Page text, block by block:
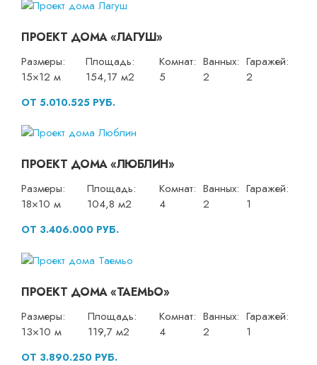
ПРОЕКТ ДОМА «ЛАГУШ»
Размеры:
15×12 м
Площадь:
154,17 м2
Комнат:
5
Ванных:
2
Гаражей:
2
ОТ 5.010.525 РУБ.
ПРОЕКТ ДОМА «ЛЮБЛИН»
Размеры:
18×10 м
Площадь:
104,8 м2
Комнат:
4
Ванных:
2
Гаражей:
1
ОТ 3.406.000 РУБ.
ПРОЕКТ ДОМА «ТАЕМЬО»
Размеры:
13×10 м
Площадь:
119,7 м2
Комнат:
4
Ванных:
2
Гаражей:
1
ОТ 3.890.250 РУБ.